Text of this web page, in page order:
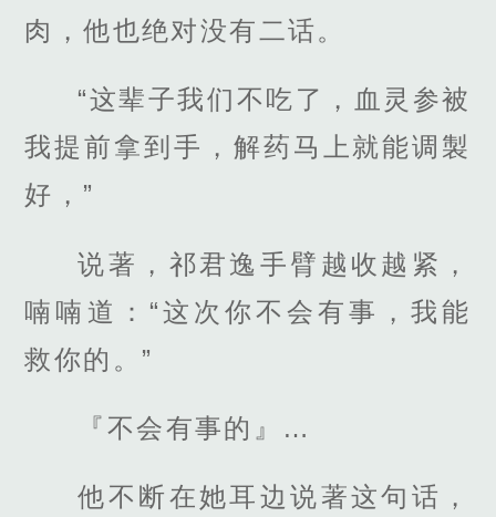
肉，他也绝对没有二话。
“这辈子我们不吃了，血灵参被
我提前拿到手，解药马上就能调製
好，”
说著，祁君逸手臂越收越紧，
喃喃道：“这次你不会有事，我能
救你的。”
『不会有事的』…
他不断在她耳边说著这句话，